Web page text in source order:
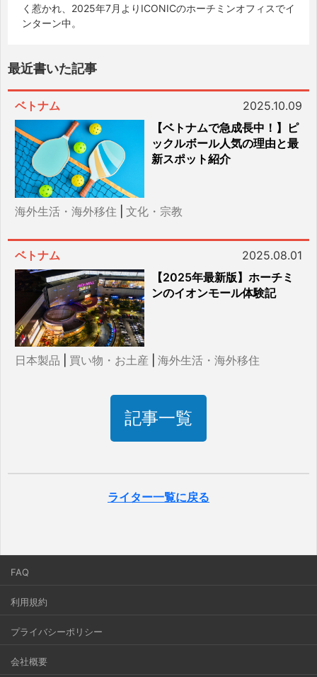
く惹かれ、2025年7月よりICONICのホーチミンオフィスでイ
ンターン中。
最近書いた記事
ベトナム
2025.10.09
【ベトナムで急成長中！】ピ
ックルボール人気の理由と最
新スポット紹介
海外生活・海外移住 文化・宗教
ベトナム
2025.08.01
【2025年最新版】ホーチミ
ンのイオンモール体験記
日本製品 買い物・お土産 海外生活・海外移住
記事一覧
ライター一覧に戻る
FAQ
利用規約
プライバシーポリシー
会社概要